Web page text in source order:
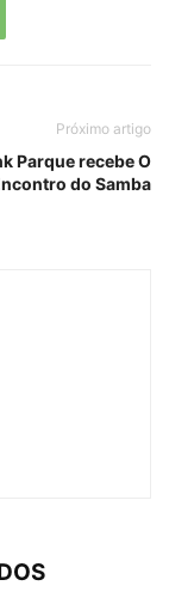
Próximo artigo
Parque recebe O
do Samba